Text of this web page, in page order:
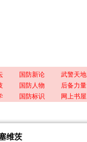
国防新论 武警天地
国防人物 后备力量
国防标识 网上书屋
维茨